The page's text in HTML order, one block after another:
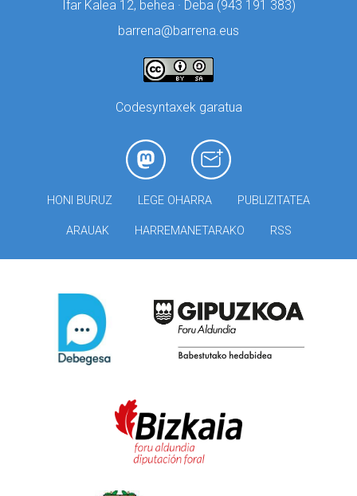
Ifar Kalea 12, behea · Deba (943 191 383)
barrena@barrena.eus
Codesyntaxek garatua
HONI BURUZ LEGE OHARRA PUBLIZITATEA
ARAUAK HARREMANETARAKO RSS